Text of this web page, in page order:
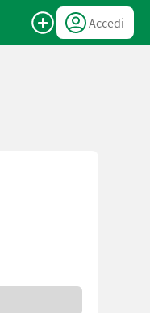
Accedi